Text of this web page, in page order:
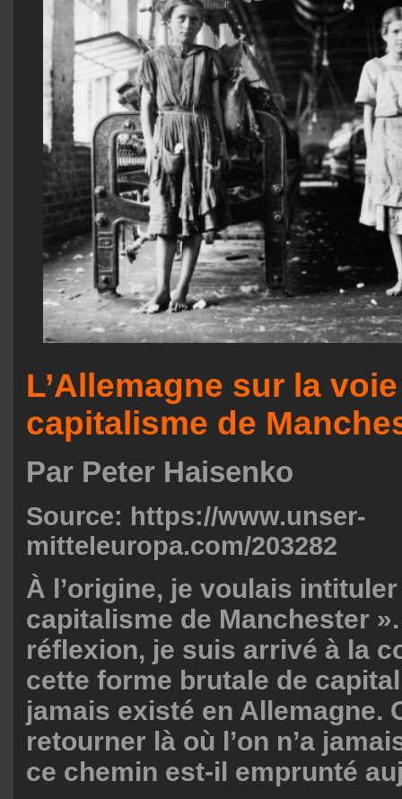
L’Allemagne sur la
capitalisme de
Par Peter Haisenko
Source: https://www.unser-
mitteleuropa.com/203282
À l’origine, je voulais
capitalisme de Manchester
réflexion, je suis arrivé à la
cette forme brutale de
jamais existé en Allemagne.
retourner là où l’on n’a
ce chemin est-il emprunté